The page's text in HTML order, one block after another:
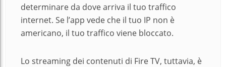
determinare da dove arriva il tuo traffico
internet. Se l’app vede che il tuo IP non è
americano, il tuo traffico viene bloccato.
Lo streaming dei contenuti di Fire TV, tuttavia, è